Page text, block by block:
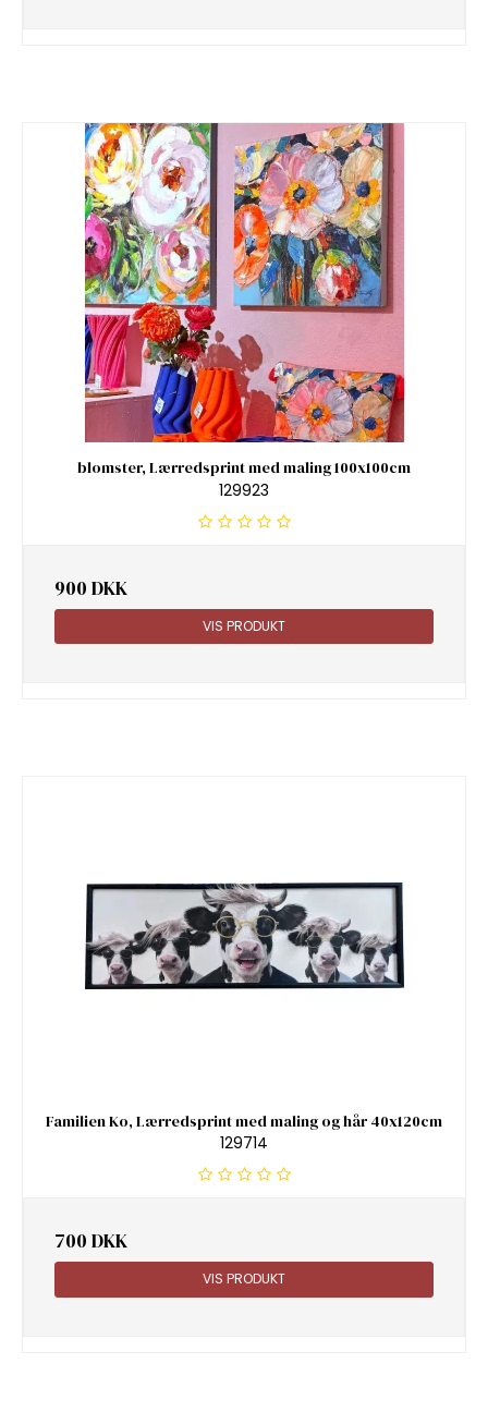
blomster, Lærredsprint med maling 100x100cm
129923
900 DKK
VIS PRODUKT
Familien Ko, Lærredsprint med maling og hår 40x120cm
129714
700 DKK
VIS PRODUKT